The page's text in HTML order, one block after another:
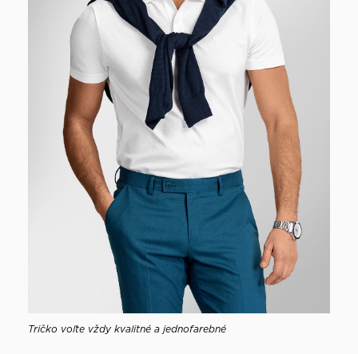
Tričko voľte vždy kvalitné a jednofarebné